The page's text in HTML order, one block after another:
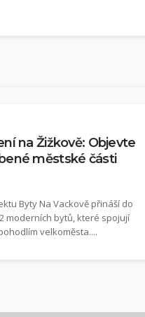
na Žižkově: Objevte
městské části
Byty Na Vackově přináší do
moderních bytů, které spojují
velkoměsta....